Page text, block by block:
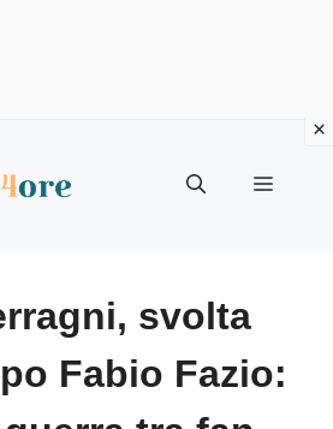
Menu
svolta
Fabio Fazio: